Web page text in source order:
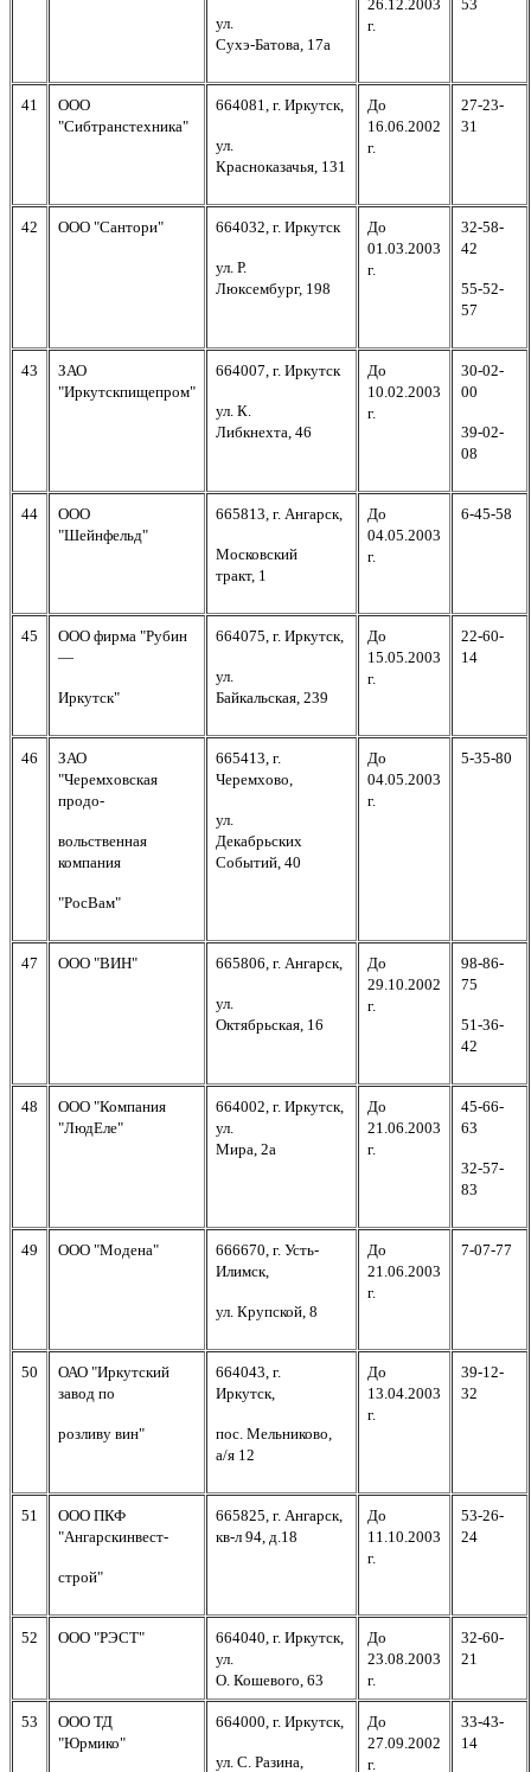
ул.
Сухэ-Батова, 17а
26.12.2003
г.
53
41
ООО
"Сибтранстехника"
664081, г. Иркутск,
ул.
Красноказачья, 131
До
16.06.2002
г.
27-23-
31
42 ООО "Сантори" 664032, г. Иркутск
ул. Р.
Люксембург, 198
До
01.03.2003
г.
32-58-
42
55-52-
57
43
ЗАО
"Иркутскпищепром"
664007, г. Иркутск
ул. К.
Либкнехта, 46
До
10.02.2003
г.
30-02-
00
39-02-
08
44
ООО
"Шейнфельд"
665813, г. Ангарск,
Московский
тракт, 1
До
04.05.2003
г.
6-45-58
45
ООО фирма "Рубин
—
Иркутск"
664075, г. Иркутск,
ул.
Байкальская, 239
До
15.05.2003
г.
22-60-
14
46
ЗАО
"Черемховская
продо-
вольственная
компания
"РосВам"
665413, г.
Черемхово,
ул.
Декабрьских
Событий, 40
До
04.05.2003
г.
5-35-80
47 ООО "ВИН" 665806, г. Ангарск,
ул.
Октябрьская, 16
До
29.10.2002
г.
98-86-
75
51-36-
42
48
ООО "Компания
"ЛюдЕле"
664002, г. Иркутск,
ул.
Мира, 2а
До
21.06.2003
г.
45-66-
63
32-57-
83
49 ООО "Модена"
666670, г. Усть-
Илимск,
ул. Крупской, 8
До
21.06.2003
г.
7-07-77
50
ОАО "Иркутский
завод по
розливу вин"
664043, г.
Иркутск,
пос. Мельниково,
а/я 12
До
13.04.2003
г.
39-12-
32
51
ООО ПКФ
"Ангарскинвест-
строй"
665825, г. Ангарск,
кв-л 94, д.18
До
11.10.2003
г.
53-26-
24
52 ООО "РЭСТ"
664040, г. Иркутск,
ул.
О. Кошевого, 63
До
23.08.2003
г.
32-60-
21
53
ООО ТД
"Юрмико"
664000, г. Иркутск,
ул. С. Разина,
До
27.09.2002
г.
33-43-
14